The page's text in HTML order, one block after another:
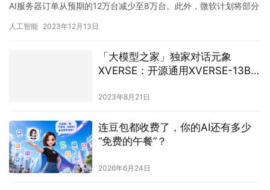
AI服务器订单从预期的12万台减少至8万台。此外，微软计划将部分
人工智能 2023年12月13日
「大模型之家」独家对话元象
XVERSE：开源通用XVERSE-13B已
2023年8月21日
连豆包都收费了，你的AI还有多少
“免费的午餐”？
2026年6月24日